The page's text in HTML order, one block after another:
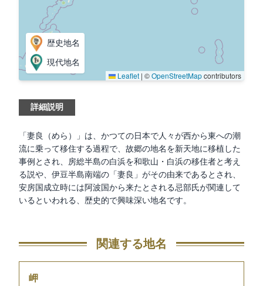
歴史地名
現代地名
Leaflet | ©OpenStreetMapcontributors
詳細説明
「妻良（めら）」は、かつての日本で人々が西から東への潮
流に乗って移住する過程で、故郷の地名を新天地に移植した
事例とされ、房総半島の白浜を和歌山・白浜の移住者と考え
る説や、伊豆半島南端の「妻良」がその由来であるとされ、
安房国成立時には阿波国から来たとされる忌部氏が関連して
いるといわれる、歴史的で興味深い地名です。
関連する地名
岬